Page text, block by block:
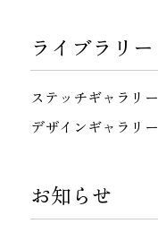
ライブラリー
ステッチギャラリー
デザインギャラリー
お知らせ